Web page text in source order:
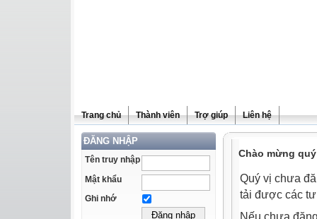
Trang chủ Thành viên Trợ giúp Liên hệ
ĐĂNG NHẬP
Tên truy nhập
Mật khẩu
Ghi nhớ
Chào mừng
Quý vị chưa
tải được các
Nếu chưa